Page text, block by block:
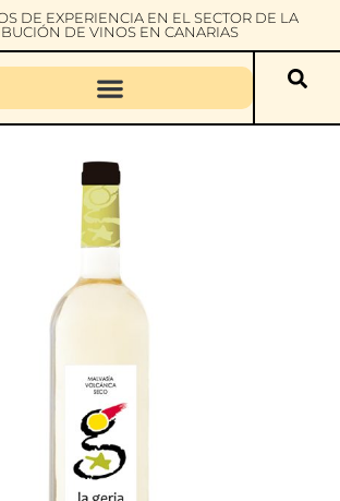
DE EXPERIENCIA EN EL SECTOR DE LA
DE VINOS EN CANARIAS